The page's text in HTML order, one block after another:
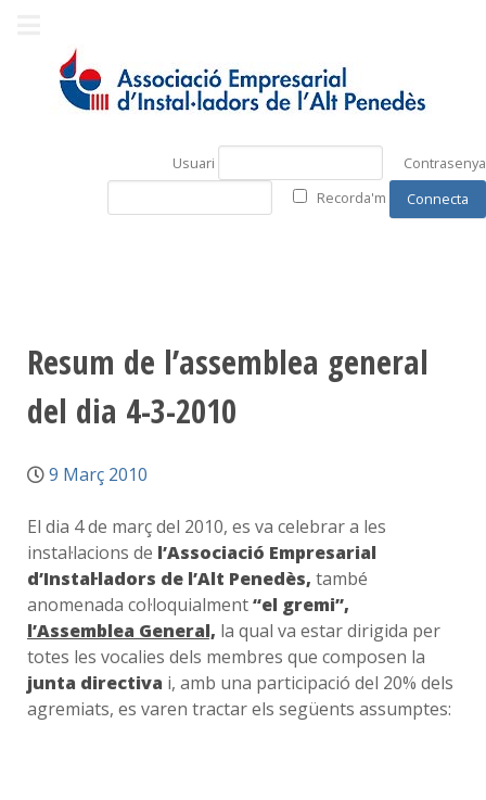
Usuari
Contrasenya
Recorda'm
Resum de l’assemblea general
del dia 4-3-2010
9 Març 2010
El dia 4 de març del 2010, es va celebrar a les
instal·lacions de l’Associació Empresarial
d’Instal·ladors de l’Alt Penedès, també
anomenada col·loquialment“el gremi”,
l’Assemblea General, la qual va estar dirigida per
totes les vocalies dels membres que composen la
junta directiva i, amb una participació del 20% dels
agremiats, es varen tractar els següents assumptes: